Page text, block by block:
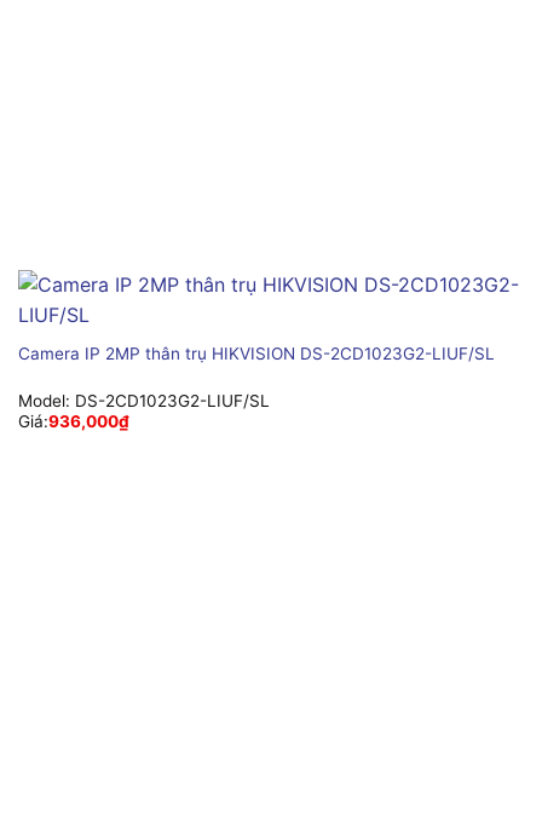
Camera IP 2MP thân trụ HIKVISION DS-2CD1023G2-LIUF/SL
Model: DS-2CD1023G2-LIUF/SL
Giá:936,000₫